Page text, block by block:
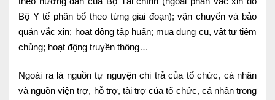
Bộ Y tế phân bổ theo từng giai đoạn); vận chuyển và bảo
quản vắc xin; hoạt động tập huấn; mua dụng cụ, vật tư tiêm
chủng; hoạt động truyền thông…
Ngoài ra là nguồn tự nguyện chi trả của tổ chức, cá nhân
và nguồn viện trợ, hỗ trợ, tài trợ của tổ chức, cá nhân trong